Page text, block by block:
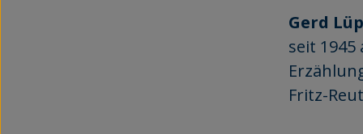
Gerd
seit
Fritz-